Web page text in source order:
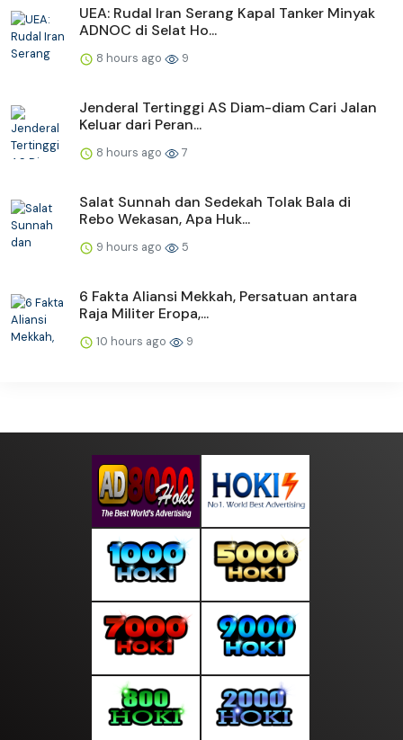
UEA: Rudal Iran Serang Kapal Tanker Minyak
ADNOC di Selat Ho...
8 hours ago 9
Jenderal Tertinggi AS Diam-diam Cari Jalan
Keluar dari Peran...
8 hours ago 7
Salat Sunnah dan Sedekah Tolak Bala di
Rebo Wekasan, Apa Huk...
9 hours ago 5
6 Fakta Aliansi Mekkah, Persatuan antara
Raja Militer Eropa,...
10 hours ago 9